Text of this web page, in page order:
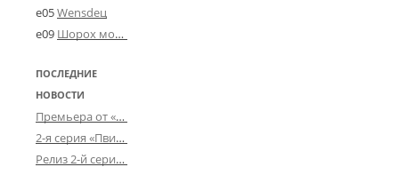
e05Wensdeц
e09 Шорох мозговины
ПОСЛЕДНИЕ
НОВОСТИ
Премьера от «Усталого королевства»: «Игорь начал»
2-я серия «Пвин Тикса» от 2-D
Релиз 2-й серии «БДСМ-людей» от «Аркада Фильм»